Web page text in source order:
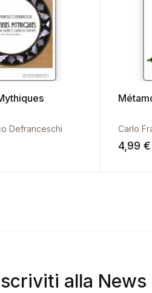
Defranceschi Carlo
4,99 €
alla News